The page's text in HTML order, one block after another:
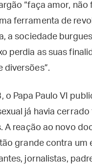
“faça amor,
ferramenta de
a sociedade
perdia as suas
diversões”.
o Papa Paulo VI
já havia
A reação ao novo
grande contra um
jornalistas,